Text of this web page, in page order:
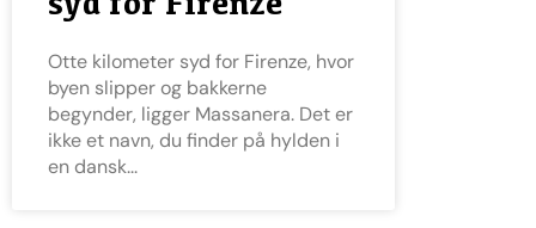
Otte kilometer syd for Firenze, hvor
byen slipper og bakkerne
begynder, ligger Massanera. Det er
ikke et navn, du finder på hylden i
en dansk